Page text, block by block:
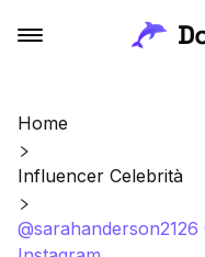
Home
Influencer Celebrità